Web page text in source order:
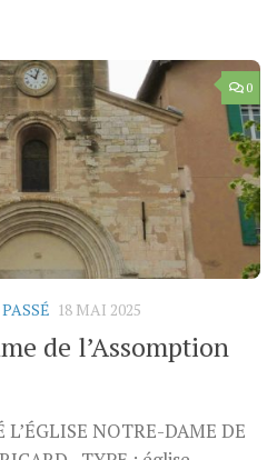
0
18 MAI 2025
de l’Assomption
L’ÉGLISE NOTRE-DAME DE